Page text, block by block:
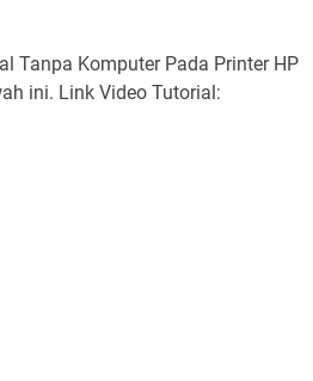
Tanpa Komputer Pada Printer HP
ini. Link Video Tutorial: